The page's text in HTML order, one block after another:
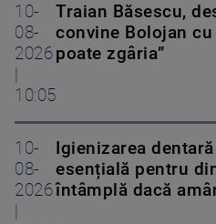
10-
08-
2026
|
10:05
Traian Băsescu,
convine Bolojan
poate zgâria”
10-
08-
2026
|
Igienizarea
esențială pentru
întâmplă dacă